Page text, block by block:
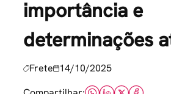
importância e
determinações
Frete 14/10/2025